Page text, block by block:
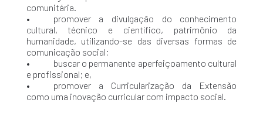
comunitária.
• promover a divulgação do conhecimento
cultural, técnico e científico, patrimônio da
humanidade, utilizando-se das diversas formas de
comunicação social;
• buscar o permanente aperfeiçoamento cultural
e profissional; e,
• promover a Curricularização da Extensão
como uma inovação curricular com impacto social.